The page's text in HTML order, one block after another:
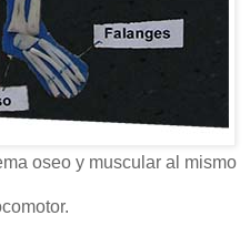
oseo y muscular al mismo